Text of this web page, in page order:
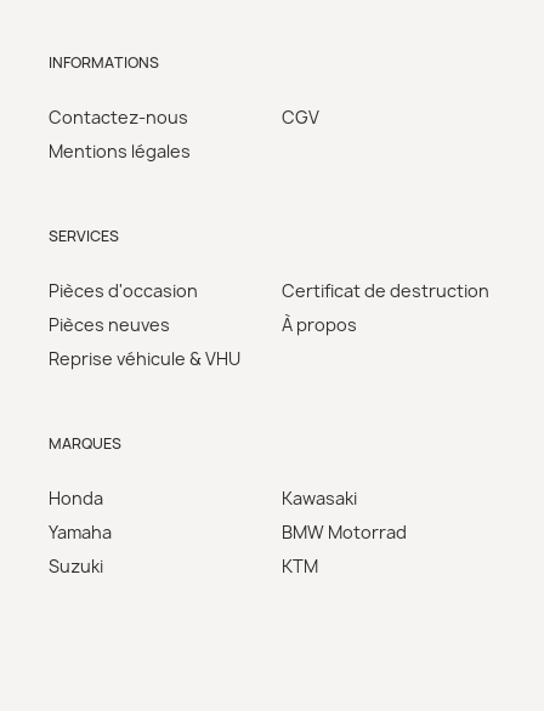
INFORMATIONS
Contactez-nous
Mentions légales
CGV
SERVICES
Pièces d'occasion
Pièces neuves
Reprise véhicule & VHU
Certificat de destruction
À propos
MARQUES
Honda
Yamaha
Suzuki
Kawasaki
BMW Motorrad
KTM